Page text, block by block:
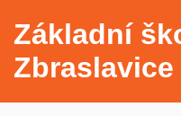
Základní
Zbraslavice